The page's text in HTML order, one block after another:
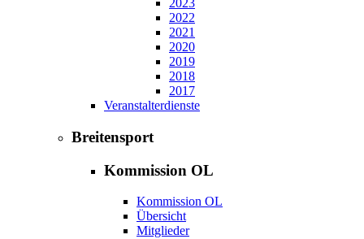
2023
2022
2021
2020
2019
2018
2017
Veranstalterdienste
Breitensport
Kommission OL
Kommission OL
Übersicht
Mitglieder